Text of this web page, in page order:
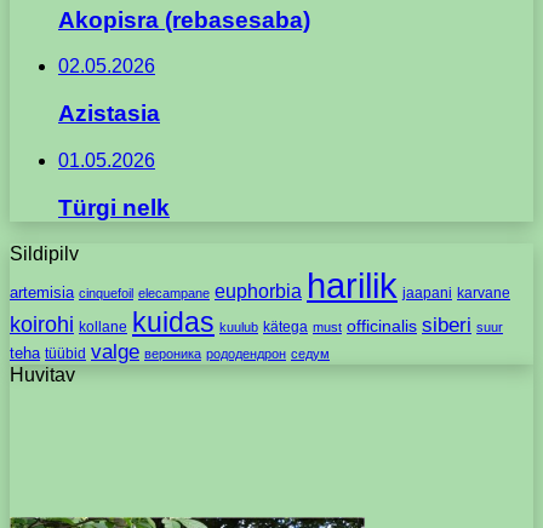
Akopisra (rebasesaba)
02.05.2026
Azistasia
01.05.2026
Türgi nelk
Sildipilv
artemisia cinquefoil elecampane euphorbia harilik jaapani karvane
koirohi kollane kuidas kuulub kätega must officinalis siberi suur
teha tüübid valge вероника рододендрон седум
Huvitav